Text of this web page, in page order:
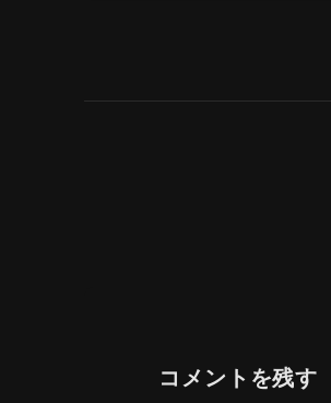
コメントを残す